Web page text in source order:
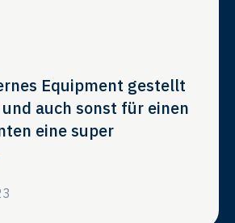
Equipment gestellt
auch sonst für einen
eine super